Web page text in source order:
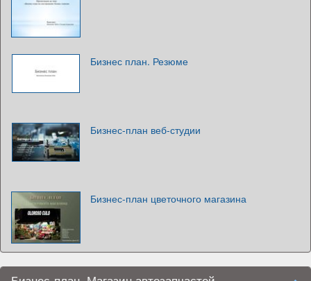
Бизнес план. Резюме
Бизнес-план веб-студии
Бизнес-план цветочного магазина